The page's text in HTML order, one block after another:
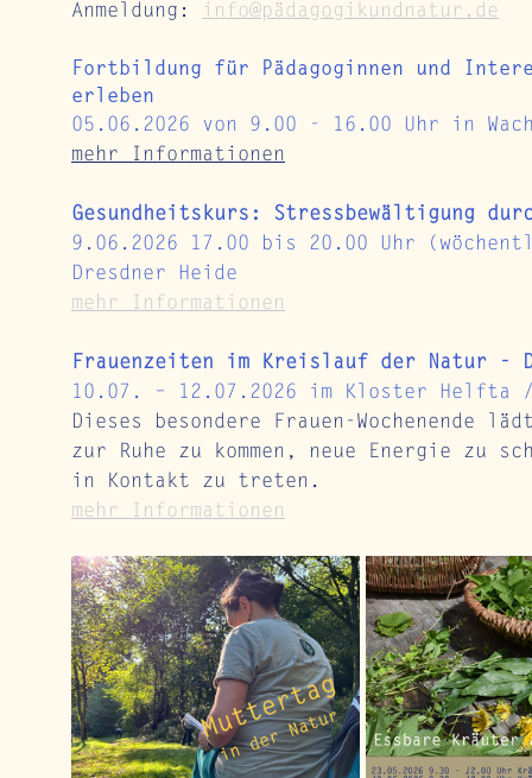
Anmeldung:
info@pädagogikundnatur.de
Fortbildung für Pädagoginnen und
erleben
05.06.2026 von 9.00 - 16.00 Uhr in
mehr Informationen
Gesundheitskurs: Stressbewältigung
9.06.2026 17.00 bis 20.00 Uhr
Dresdner Heide
mehr Informationen
Frauenzeiten im Kreislauf der Natur -
10.07. – 12.07.2026 im Kloster Helfta
Dieses besondere Frauen-Wochenende
zur Ruhe zu kommen, neue Energie zu
in Kontakt zu treten.
mehr Informationen